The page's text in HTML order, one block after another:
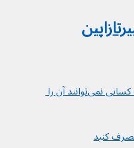
چه کسانی می‌توانند و چه کسانی نمی‌توانند آن را
کنید